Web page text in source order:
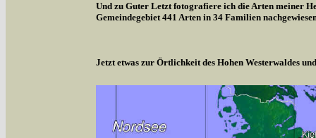
Und zu Guter Letzt fotografiere ich die Arten meiner
Gemeindegebiet 441 Arten in 34 Familien
Jetzt etwas zur Örtlichkeit des Hohen Westerwaldes